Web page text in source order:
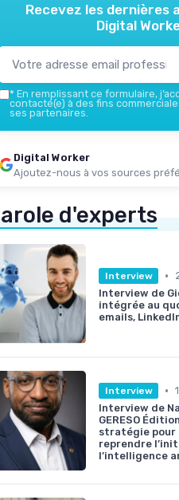
Recevez les dernières
Digital
* En remplissant ce formulaire,
contacté(e) à des fins
ses partenaires.
Digital Worker
Ajoutez-nous à vos sources
d'experts
Interview •
Interview de
intégrée au
emails,
Interview •
Interview de
GERESO
stratégie pour
reprendre
l’intelligence